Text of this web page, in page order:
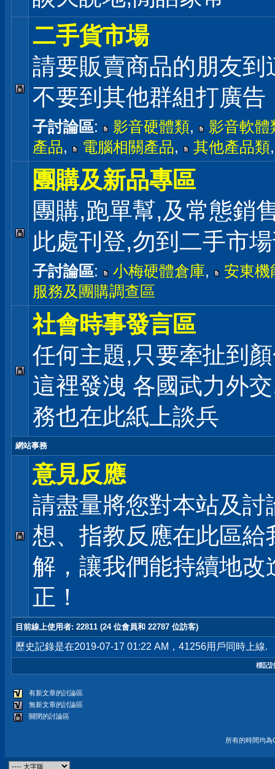
二手貨市場
請要販賣商品的朋友到
不要到其他群組打廣告
子討論區: 影音硬體類,
影音軟體
產品, 電腦相關產品, 其他產品類
團購及新品專區
團購,跑單幫,及常態銷
此處刊登,勿到二手市
子討論區: 小梅硬體倉庫,
安東機
服務及團購調查區
社會時事發言區
任何主題,只要牽扯到
這裡發洩 各國武力外
務也在此紙上談兵
網站事務
意見反應
請盡量將您對本站及討
想、指教反應在此區給
解，讓我們能持續地改
正！
目前線上使用者: 22811 (24 位會員和 22787 位訪客)
歷史記錄是在2019-07-17 01:22 AM，41256用戶同時上線.
標記
有新文章的討論區
無新文章的討論區
關閉的討論區
所有的時間均為